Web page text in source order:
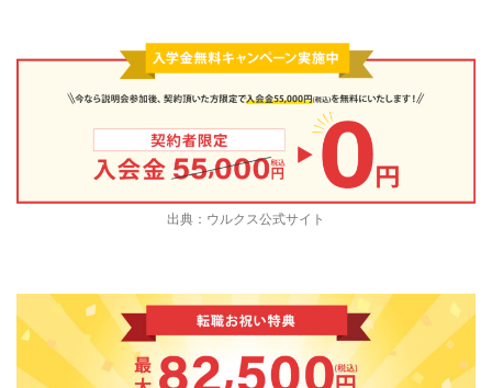
出典：ウルクス公式サイト